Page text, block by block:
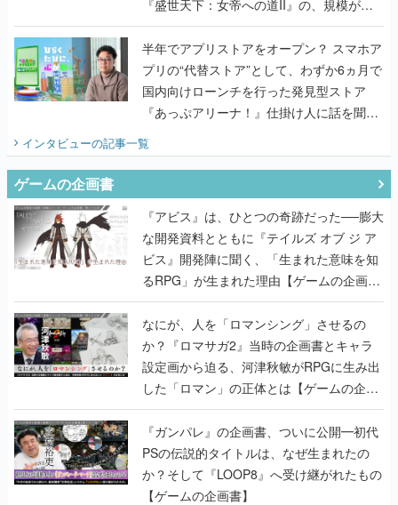
『盛世天下：女帝への道II』の、規模が違
うこだわりをプロデューサーに聞いた
半年でアプリストアをオープン？ スマホア
プリの“代替ストア”として、わずか6ヵ月で
国内向けローンチを行った発見型ストア
『あっぷアリーナ！』仕掛け人に話を聞い
インタビューの記事一覧
ゲームの企画書
『アビス』は、ひとつの奇跡だった──膨大
な開発資料とともに『テイルズ オブ ジ ア
ビス』開発陣に聞く、「生まれた意味を知
るRPG」が生まれた理由【ゲームの企画
書】
なにが、人を「ロマンシング」させるの
か？『ロマサガ2』当時の企画書とキャラ
設定画から迫る、河津秋敏がRPGに生み出
した「ロマン」の正体とは【ゲームの企画
書】
『ガンパレ』の企画書、ついに公開━初代
PSの伝説的タイトルは、なぜ生まれたの
か？そして『LOOP8』へ受け継がれたもの
【ゲームの企画書】